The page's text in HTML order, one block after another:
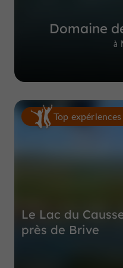
Domaine
à
Top expériences
Le Lac du
près de Brive